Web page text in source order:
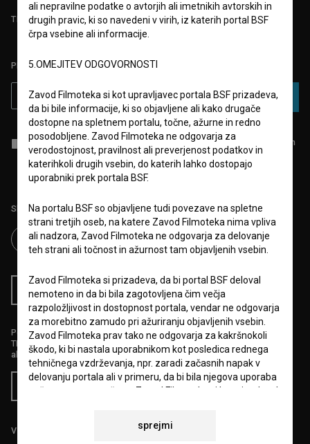
TEST FUNKCIONALNOSTI
PRIJAVITE SE NA BSF NOVIČNIK:
PRIJAVA
Sprejemamsplošne pogoje in dajemsoglasjeza zbiranje, hrambo in
obdelavo osebnih podatkov.
Sledite nam na:
RSS novice RSS dogodki
Podprite nas z donacijo na
TRR: SI56 6100 0001 5706 684,
ali s kreditno kartico:
Doniraj
Vse cene vsebujejo DDV.
ali nepravilne podatke o avtorjih ali imetnikih avtorskih in
drugih pravic, ki so navedeni v virih, iz katerih portal BSF
črpa vsebine ali informacije.
5.OMEJITEV ODGOVORNOSTI
Zavod Filmoteka si kot upravljavec portala BSF prizadeva,
da bi bile informacije, ki so objavljene ali kako drugače
dostopne na spletnem portalu, točne, ažurne in redno
posodobljene. Zavod Filmoteka ne odgovarja za
verodostojnost, pravilnost ali preverjenost podatkov in
katerihkoli drugih vsebin, do katerih lahko dostopajo
uporabniki prek portala BSF.
Na portalu BSF so objavljene tudi povezave na spletne
strani tretjih oseb, na katere Zavod Filmoteka nima vpliva
ali nadzora, Zavod Filmoteka ne odgovarja za delovanje
teh strani ali točnost in ažurnost tam objavljenih vsebin.
Zavod Filmoteka si prizadeva, da bi portal BSF deloval
nemoteno in da bi bila zagotovljena čim večja
razpoložljivost in dostopnost portala, vendar ne odgovarja
za morebitno zamudo pri ažuriranju objavljenih vsebin.
Zavod Filmoteka prav tako ne odgovarja za kakršnokoli
škodo, ki bi nastala uporabnikom kot posledica rednega
tehničnega vzdrževanja, npr. zaradi začasnih napak v
delovanju portala ali v primeru, da bi bila njegova uporaba
začasno onemogočena. Zavod Filmoteka si bo prizadeval
sprejmi